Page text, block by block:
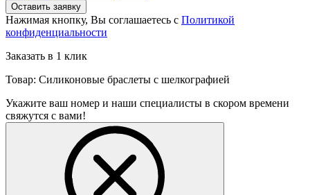
Нажимая кнопку, Вы соглашаетесь с Политикой
конфиденциальности
Заказать в 1 клик
Товар: Силиконовые браслеты с шелкографией
Укажите ваш номер и наши специалисты в скором времени
свяжутся с вами!